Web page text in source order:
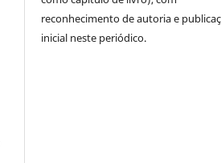
reconhecimento de autoria e
inicial neste periódico.